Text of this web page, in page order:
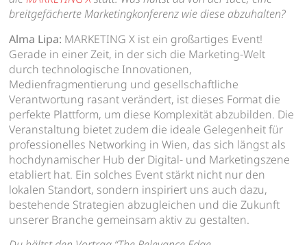
breitgefächerte Marketingkonferenz wie diese abzuhalten?
Alma Lipa: MARKETING X ist ein großartiges Event!
Gerade in einer Zeit, in der sich die Marketing-Welt
durch technologische Innovationen,
Medienfragmentierung und gesellschaftliche
Verantwortung rasant verändert, ist dieses Format die
perfekte Plattform, um diese Komplexität abzubilden. Die
Veranstaltung bietet zudem die ideale Gelegenheit für
professionelles Networking in Wien, das sich längst als
hochdynamischer Hub der Digital- und Marketingszene
etabliert hat. Ein solches Event stärkt nicht nur den
lokalen Standort, sondern inspiriert uns auch dazu,
bestehende Strategien abzugleichen und die Zukunft
unserer Branche gemeinsam aktiv zu gestalten.